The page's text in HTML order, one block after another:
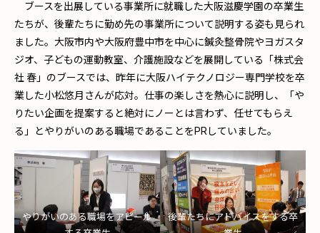
ブースを出展している事業所に就職した大阪滋慶学園の卒業生
たちが、後輩たちに勤め先の事業所について説明する姿も見られ
ました。大阪市内や大阪府豊中市を中心に鍼灸整骨院やヨガスタ
ジオ、子どもの運動教室、介護施設などを展開している「株式会
社 春」のブースでは、昨年に大阪ハイテクノロジー専門学校を卒
業した小松悠月さんが応対。仕事の楽しさを熱心に説明し、「や
りたい企画を提案すると絶対にノーとは言わず、任せてもらえ
る」とやりがいのある職場であることをPRしていました。
やりがいのある職場をアピール
後輩たちにアドバイスをする卒